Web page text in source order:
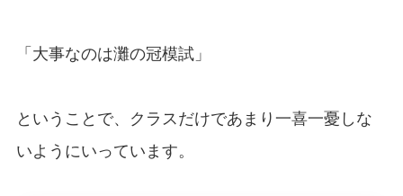
「大事なのは灘の冠模試」
ということで、クラスだけであまり一喜一憂しな
いようにいっています。